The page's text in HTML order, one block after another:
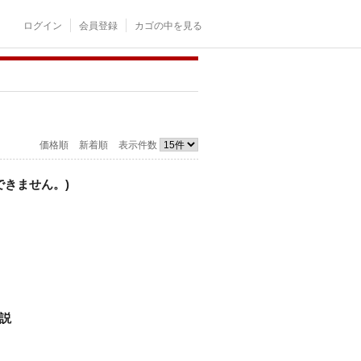
カゴの中を見る
会員登録
ログイン
価格順 新着順 表示件数
きません。)